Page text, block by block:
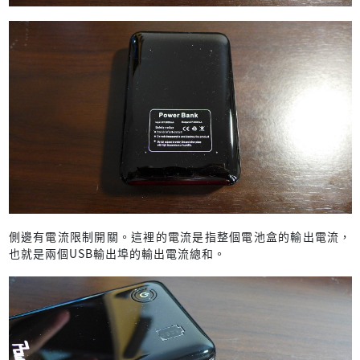
側邊有電流限制開關。這裡的電流是指整個電池盒的輸出電流，
也就是兩個USB輸出埠的輸出電流總和。